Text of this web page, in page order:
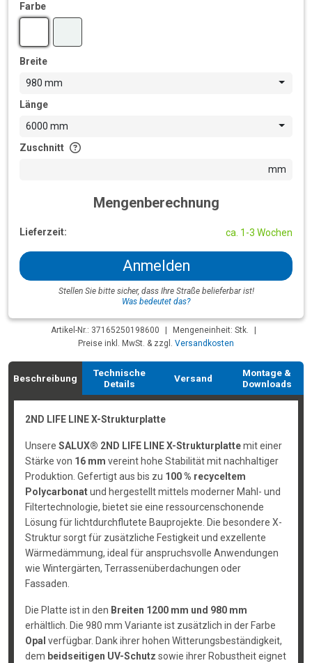
Farbe
Breite
980 mm
Länge
6000 mm
Zuschnitt
mm
Mengenberechnung
Lieferzeit: ca. 1-3 Wochen
Anmelden
Stellen Sie bitte sicher, dass Ihre Straße belieferbar ist!
Was bedeutet das?
Artikel-Nr.: 37165250198600 | Mengeneinheit: Stk.
|
Preise inkl. MwSt. & zzgl. Versandkosten
Beschreibung
Technische
Details
Versand
Montage &
Downloads
2ND LIFE LINE X-Strukturplatte
Unsere SALUX® 2ND LIFE LINE X-Strukturplattemit einer
Stärke von 16 mm vereint hohe Stabilität mit nachhaltiger
Produktion. Gefertigt aus bis zu 100 % recyceltem
Polycarbonatund hergestellt mittels moderner Mahl- und
Filtertechnologie, bietet sie eine ressourcenschonende
Lösung für lichtdurchflutete Bauprojekte. Die besondere X-
Struktur sorgt für zusätzliche Festigkeit und exzellente
Wärmedämmung, ideal für anspruchsvolle Anwendungen
wie Wintergärten, Terrassenüberdachungen oder
Fassaden.
Die Platte ist in den Breiten 1200 mm und 980 mm
erhältlich. Die 980 mm Variante ist zusätzlich in der Farbe
Opal verfügbar. Dank ihrer hohen Witterungsbeständigkeit,
dem beidseitigen UV-Schutz sowie ihrer Robustheit eignet